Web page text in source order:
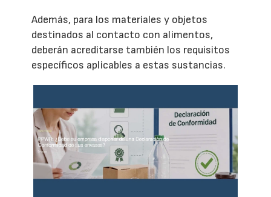
Además, para los materiales y objetos
destinados al contacto con alimentos,
deberán acreditarse también los requisitos
específicos aplicables a estas sustancias.